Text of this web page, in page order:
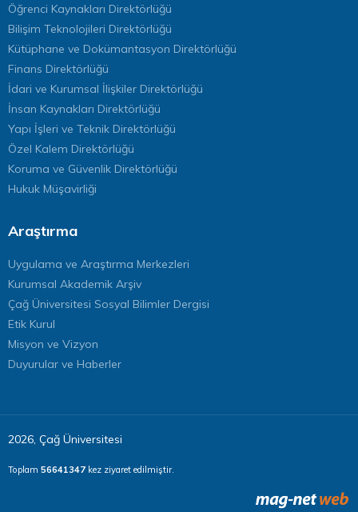
Öğrenci Kaynakları Direktörlüğü
Bilişim Teknolojileri Direktörlüğü
Kütüphane ve Dokümantasyon Direktörlüğü
Finans Direktörlüğü
İdari ve Kurumsal İlişkiler Direktörlüğü
İnsan Kaynakları Direktörlüğü
Yapı İşleri ve Teknik Direktörlüğü
Özel Kalem Direktörlüğü
Koruma ve Güvenlik Direktörlüğü
Hukuk Müşavirliği
Araştırma
Uygulama ve Araştırma Merkezleri
Kurumsal Akademik Arşiv
Çağ Üniversitesi Sosyal Bilimler Dergisi
Etik Kurul
Misyon ve Vizyon
Duyurular ve Haberler
2026, Çağ Üniversitesi
Toplam 56641347 kez ziyaret edilmiştir.